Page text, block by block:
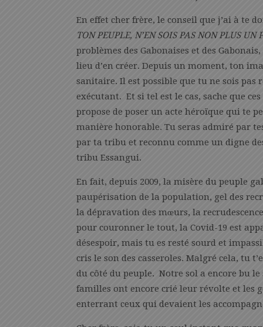
En effet cher frère, le conseil que j’ai à te
TON PEUPLE, N’EN SOIS PAS NON PLUS UN
problèmes des Gabonaises et des
lieu d’en créer. Depuis un moment, ton
sanitaire. Il est possible que tu ne sois pas
exécutant. Et si tel est le cas, sache que
propose de poser un acte héroïque qui te
manière honorable. Tu seras admiré par
par ta tribu et reconnu comme un digne
tribu Essangui.
En fait, depuis 2009, la misère du peuple
paupérisation de la population, gel des
la dépravation des mœurs, la
pour couronner le tout, la Covid-19 est
désespoir, mais tu es resté sourd et
cris le son des casseroles. Malgré cela, tu
du côté du peuple. Notre sol a encore bu le
familles ont encore crié leur révolte et les
enterrant ceux qui devaient les